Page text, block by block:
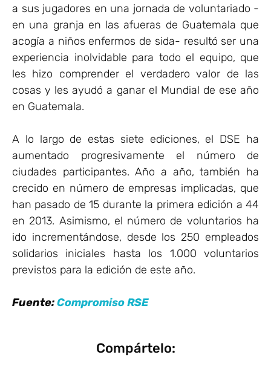
a sus jugadores en una jornada de voluntariado -
en una granja en las afueras de Guatemala que
acogía a niños enfermos de sida- resultó ser una
experiencia inolvidable para todo el equipo, que
les hizo comprender el verdadero valor de las
cosas y les ayudó a ganar el Mundial de ese año
en Guatemala.
A lo largo de estas siete ediciones, el DSE ha
aumentado progresivamente el número de
ciudades participantes. Año a año, también ha
crecido en número de empresas implicadas, que
han pasado de 15 durante la primera edición a 44
en 2013. Asimismo, el número de voluntarios ha
ido incrementándose, desde los 250 empleados
solidarios iniciales hasta los 1.000 voluntarios
previstos para la edición de este año.
Fuente:Compromiso RSE
Compártelo: